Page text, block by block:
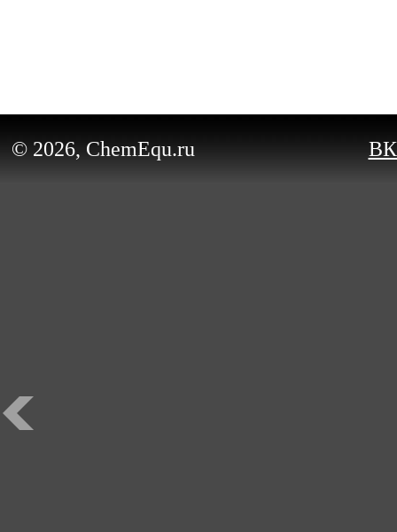
© 2026, ChemEqu.ru